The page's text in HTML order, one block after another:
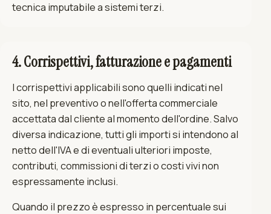
tecnica imputabile a sistemi terzi.
4. Corrispettivi, fatturazione e pagamenti
I corrispettivi applicabili sono quelli indicati nel
sito, nel preventivo o nell'offerta commerciale
accettata dal cliente al momento dell'ordine. Salvo
diversa indicazione, tutti gli importi si intendono al
netto dell'IVA e di eventuali ulteriori imposte,
contributi, commissioni di terzi o costi vivi non
espressamente inclusi.
Quando il prezzo è espresso in percentuale sui